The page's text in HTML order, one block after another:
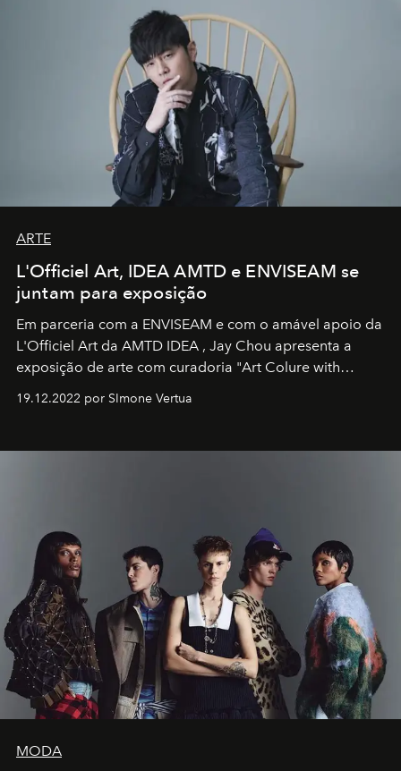
ARTE
L'Officiel Art, IDEA AMTD e ENVISEAM se
juntam para exposição
Em parceria com a ENVISEAM e com o amável apoio da
L'Officiel Art da AMTD IDEA , Jay Chou apresenta a
exposição de arte com curadoria "Art Colure with
19.12.2022 por SImone Vertua
MODA